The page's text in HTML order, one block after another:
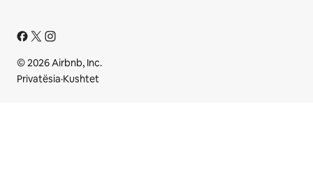
© 2026 Airbnb, Inc.
Privatësia·Kushtet